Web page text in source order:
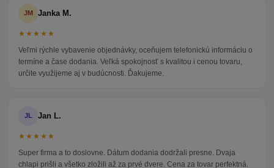
JM Janka M.
★★★★★
Veľmi rýchle vybavenie objednávky, oceňujem telefonickú informáciu o
termíne a čase dodania. Veľká spokojnosť s kvalitou i cenou tovaru,
určite využijeme aj v budúcnosti. Ďakujeme.
JL Jan L.
★★★★★
Super firma a to doslovne. Dátum dodania dodržali presne. Dvaja
chlapi prišli a všetko zložili až za prvé dvere. Cena za tovar perfektná.